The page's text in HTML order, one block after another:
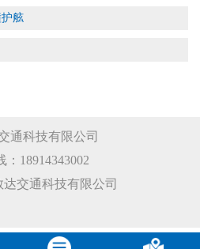
舷
通科技有限公司
：18914343002
交通科技有限公司